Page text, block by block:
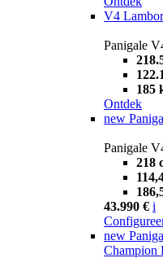
V4
Panigale
185
Ontdek
new
Panigale
218
43.990 € i
new
Champion